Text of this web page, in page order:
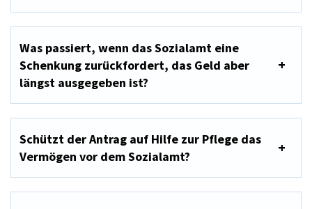
Was passiert, wenn das Sozialamt eine
Schenkung zurückfordert, das Geld aber
längst ausgegeben ist?
Schützt der Antrag auf Hilfe zur Pflege das
Vermögen vor dem Sozialamt?